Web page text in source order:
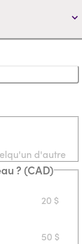
d'autre
? (CAD)
20 $
50 $